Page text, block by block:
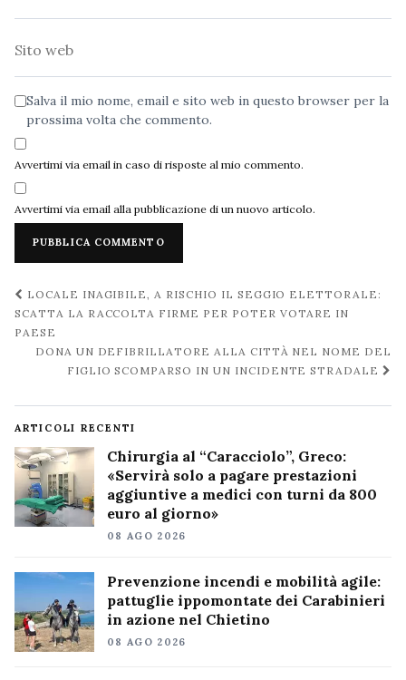
Salva il mio nome, email e sito web in questo browser per la
prossima volta che commento.
Avvertimi via email in caso di risposte al mio commento.
Avvertimi via email alla pubblicazione di un nuovo articolo.
Navigazione
post
LOCALE INAGIBILE, A RISCHIO IL SEGGIO ELETTORALE:
SCATTA LA RACCOLTA FIRME PER POTER VOTARE IN
PAESE
DONA UN DEFIBRILLATORE ALLA CITTÀ NEL NOME DEL
FIGLIO SCOMPARSO IN UN INCIDENTE STRADALE
ARTICOLI RECENTI
Chirurgia al “Caracciolo”, Greco:
«Servirà solo a pagare prestazioni
aggiuntive a medici con turni da 800
euro al giorno»
08 AGO 2026
Prevenzione incendi e mobilità agile:
pattuglie ippomontate dei Carabinieri
in azione nel Chietino
08 AGO 2026